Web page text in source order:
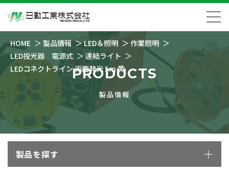
HOME 製品情報 LED＆照明
作業照明
LED投光器 電源式
連結ライト
LEDコネクトライン 両面発光 5m 黄
PRODUCTS
製品情報
製品を探す